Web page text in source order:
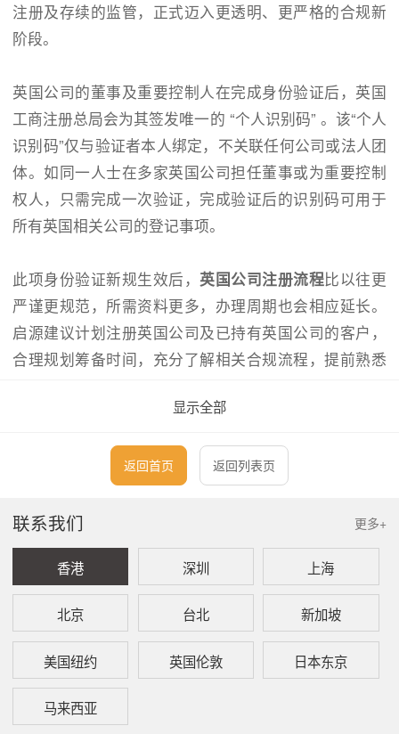
注册及存续的监管，正式迈入更透明、更严格的合规新
阶段。
英国公司的董事及重要控制人在完成身份验证后，英国
工商注册总局会为其签发唯一的 “个人识别码” 。该“个人
识别码”仅与验证者本人绑定，不关联任何公司或法人团
体。如同一人士在多家英国公司担任董事或为重要控制
权人，只需完成一次验证，完成验证后的识别码可用于
所有英国相关公司的登记事项。
此项身份验证新规生效后， 英国公司注册流程比以往更
严谨更规范，所需资料更多，办理周期也会相应延长。
启源建议计划注册英国公司及已持有英国公司的客户，
合理规划筹备时间，充分了解相关合规流程，提前熟悉
对于新规生效前已设立的公司，其现任董事及重要控制
人，须于公司下一次提交《确认报表》（Confirmation
Statement）时，一并报送“个人识别码“。若未在规定期
限内完成申报，公司将可能面临罚款，董事也可能被取
消任职资格。
此外，公司在存续期间，如拟新增或变更董事、重要控
制人，应在向公司注册处递交登记申请的同时，提交该
拟任人士的“个人识别码”。
显示全部
返回首页 返回列表页
更多+
联系我们
香港 深圳 上海
北京 台北 新加坡
美国纽约 英国伦敦 日本东京
马来西亚